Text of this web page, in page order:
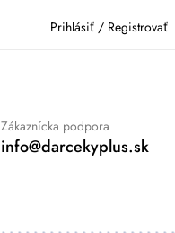
Prihlásiť / Registrovať
Zákaznícka podpora
info@darcekyplus.sk